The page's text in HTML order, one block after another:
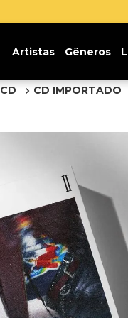
Artistas Gêneros
CD CD IMPORTADO